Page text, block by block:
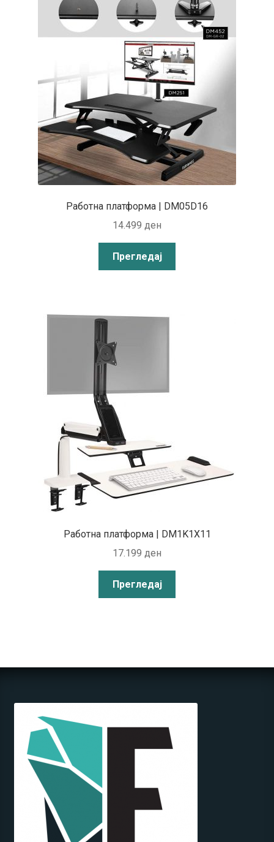
Работна платформа | DM05D16
14.499 ден
Прегледај
Работна платформа | DM1K1X11
17.199 ден
Прегледај